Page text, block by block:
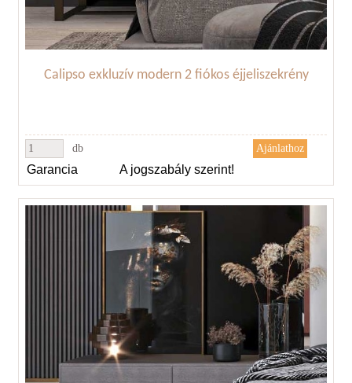
Calipso exkluzív modern 2 fiókos éjjeliszekrény
db
Garancia A jogszabály szerint!